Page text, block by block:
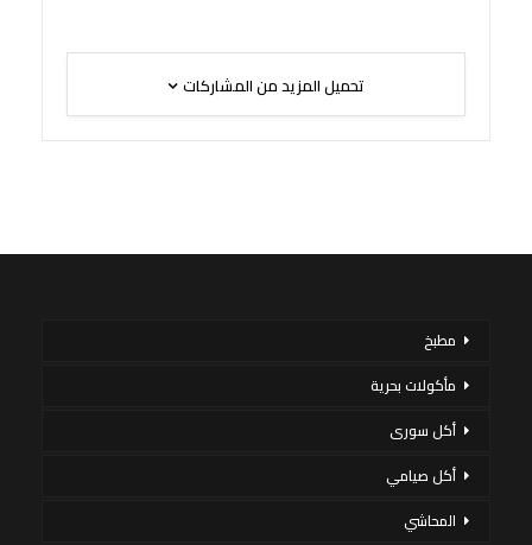
تحميل المزيد من المشاركات
مطبخ
مأكولات بحرية
أكل سورى
أكل صيامي
المحاشي